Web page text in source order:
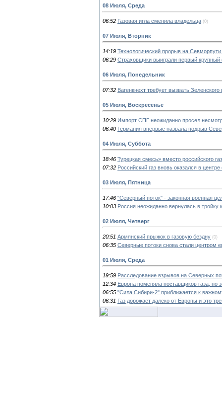
08 Июля, Среда
06:52 Газовая игла сменила владельца (0)
07 Июля, Вторник
14:19 Технологический прорыв на
06:29 Страховщики выиграли первый
06 Июля, Понедельник
07:32 Вагенкнехт требует вызвать
05 Июля, Воскресенье
10:29 Импорт СПГ неожиданно просел
06:40 Германия впервые назвала подрыв
04 Июля, Суббота
18:46 Турецкая смесь» вместо российского
07:32 Российский газ вновь оказался в
03 Июля, Пятница
17:46 "Северный поток" - законная военная
10:03 Россия неожиданно вернулась в
02 Июля, Четверг
20:51 Армянский прыжок в газовую бездну (0)
06:35 Северные потоки снова стали центром
01 Июля, Среда
19:59 Расследование взрывов на Северных
12:34 Европа поменяла поставщиков газа, но
06:55 "Сила Сибири-2" приближается к
06:31 Газ дорожает далеко от Европы и это